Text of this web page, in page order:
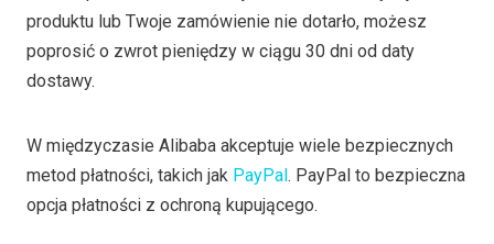
produktu lub Twoje zamówienie nie dotarło, możesz
poprosić o zwrot pieniędzy w ciągu 30 dni od daty
dostawy.
W międzyczasie Alibaba akceptuje wiele bezpiecznych
metod płatności, takich jak PayPal. PayPal to bezpieczna
opcja płatności z ochroną kupującego.